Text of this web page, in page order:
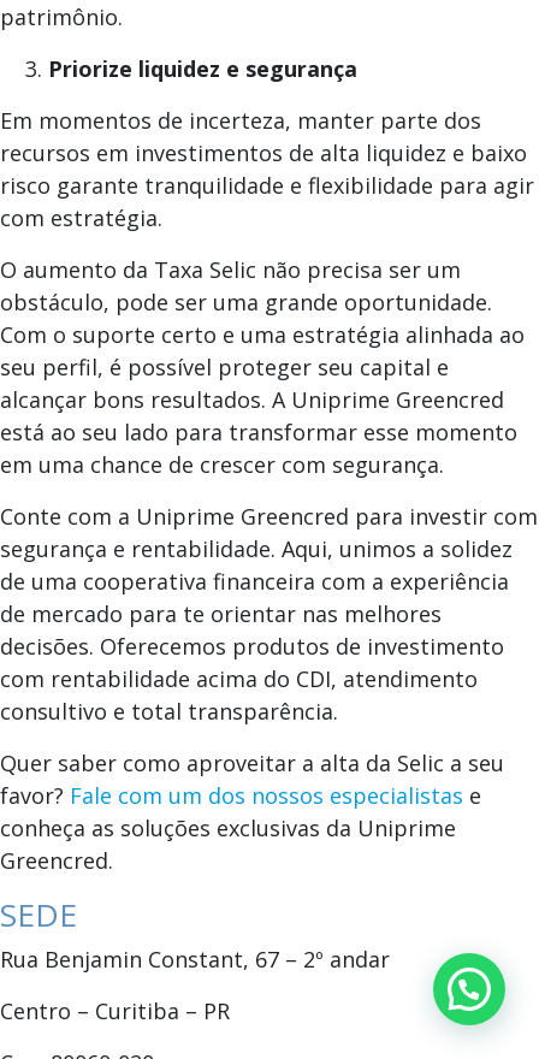
patrimônio.
Priorize liquidez e segurança
Em momentos de incerteza, manter parte dos
recursos em investimentos de alta liquidez e baixo
risco garante tranquilidade e flexibilidade para agir
com estratégia.
O aumento da Taxa Selic não precisa ser um
obstáculo, pode ser uma grande oportunidade.
Com o suporte certo e uma estratégia alinhada ao
seu perfil, é possível proteger seu capital e
alcançar bons resultados. A Uniprime Greencred
está ao seu lado para transformar esse momento
em uma chance de crescer com segurança.
Conte com a Uniprime Greencred para investir com
segurança e rentabilidade. Aqui, unimos a solidez
de uma cooperativa financeira com a experiência
de mercado para te orientar nas melhores
decisões. Oferecemos produtos de investimento
com rentabilidade acima do CDI, atendimento
consultivo e total transparência.
Quer saber como aproveitar a alta da Selic a seu
favor? Fale com um dos nossos especialistas e
conheça as soluções exclusivas da Uniprime
Greencred.
SEDE
Rua Benjamin Constant, 67 – 2º andar
Centro – Curitiba – PR